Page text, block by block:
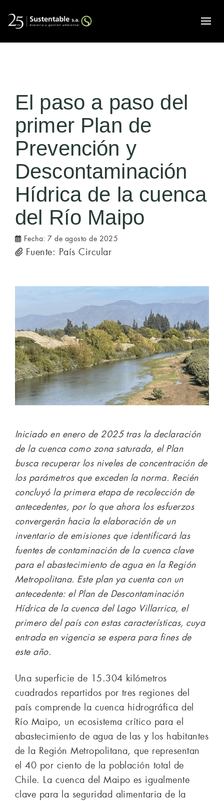
El paso a paso del
primer Plan de
Prevención y
Descontaminación
Hídrica de la cuenca
del Río Maipo
Fecha:7 de agosto de 2025
Fuente: País Circular
Iniciado en enero de 2025 tras la declaración
de la cuenca como zona saturada, el Plan
busca recuperar los niveles de concentración de
los parámetros que exceden la norma. Recién
concluyó la primera etapa de recolección de
antecedentes, por lo que ahora los esfuerzos
convergerán hacia la elaboración de un
inventario de emisiones que identificará las
fuentes de contaminación de la cuenca clave
para el abastecimiento de agua en la Región
Metropolitana. Este plan ya cuenta con un
antecedente: el Plan de Descontaminación
Hídrica de la cuenca del Lago Villarrica, el
primero del país con estas características, cuya
entrada en vigencia se espera para fines de
este año.
Una superficie de 15.304 kilómetros
cuadrados repartidos por tres regiones del
país comprende la cuenca hidrográfica del
Río Maipo, un ecosistema crítico para el
abastecimiento de agua de las y los habitantes
de la Región Metropolitana, que representan
el 40 por ciento de la población total de
Chile. La cuenca del Maipo es igualmente
clave para la seguridad alimentaria de la